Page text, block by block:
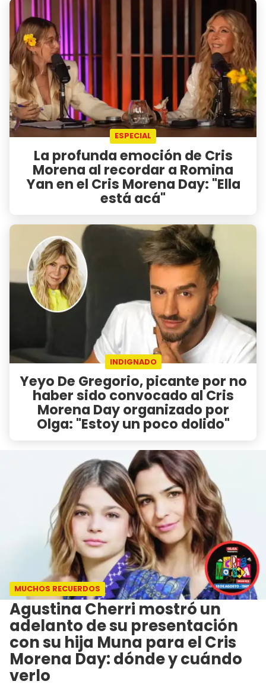
ESPECIAL
La profunda emoción de Cris
Morena al recordar a Romina
Yan en el Cris Morena Day: "Ella
está acá"
INDIGNADO
Yeyo De Gregorio, picante por no
haber sido convocado al Cris
Morena Day organizado por
Olga: "Estoy un poco dolido"
MUCHOS RECUERDOS
Agustina Cherri mostró un
adelanto de su presentación
con su hija Muna para el Cris
Morena Day: dónde y cuándo
verlo